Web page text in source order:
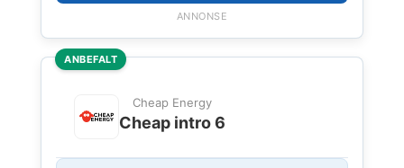
ANNONSE
ANBEFALT
Cheap Energy
Cheap intro 6